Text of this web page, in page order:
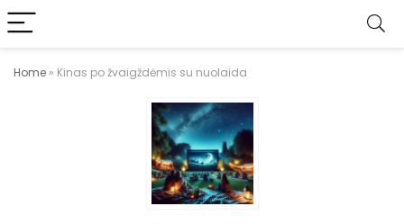
Home » Kinas po žvaigždėmis su nuolaida